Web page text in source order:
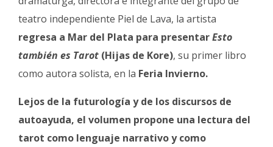
teatro independiente Piel de Lava, la artista
regresa a Mar del Plata para presentarEsto
también es Tarot (Hijas de Kore), su primer libro
como autora solista, en la Feria Invierno.
Lejos de la futurología y de los discursos de
autoayuda, el volumen propone una lectura del
tarot como lenguaje narrativo y como